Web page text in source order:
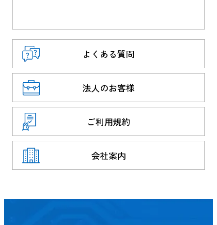
よくある質問
法人のお客様
ご利用規約
会社案内